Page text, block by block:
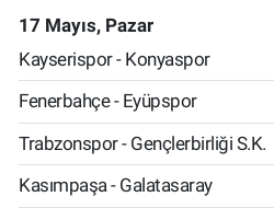
17 Mayıs, Pazar
Kayserispor - Konyaspor
Fenerbahçe - Eyüpspor
Trabzonspor - Gençlerbirliği S.K.
Kasımpaşa - Galatasaray